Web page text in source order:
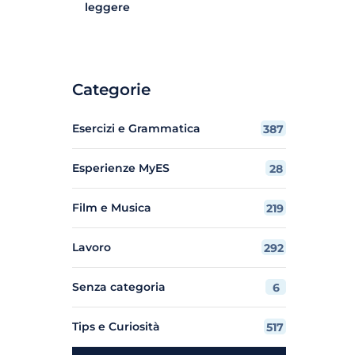
leggere
Categorie
Esercizi e Grammatica 387
Esperienze MyES 28
Film e Musica 219
Lavoro 292
Senza categoria 6
Tips e Curiosità 517